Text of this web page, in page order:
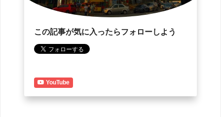
この記事が気に入ったらフォローしよう
YouTube